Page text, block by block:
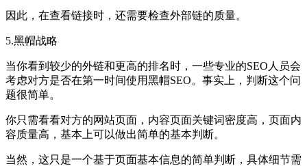
因此，在查看链接时，还需要检查外部链的质量。
5.黑帽战略
当你看到较少的外链和更高的排名时，一些专业的SEO人员会
考虑对方是否在第一时间使用黑帽SEO。事实上，判断这个问
题很简单。
你只需看看对方的网站页面，内容页面关键词密度高，页面内
容质量高，基本上可以做出简单的基本判断。
当然，这只是一个基于页面基本信息的简单判断，具体细节需